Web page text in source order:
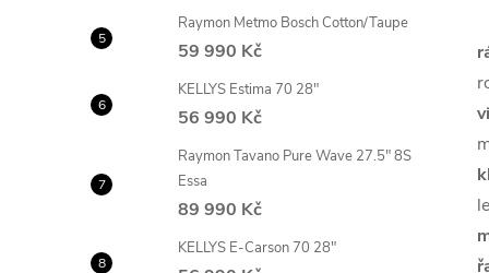
Raymon Metmo Bosch Cotton/Taupe
59 990 Kč
KELLYS Estima 70 28"
56 990 Kč
Raymon Tavano Pure Wave 27.5" 8S
Essa
89 990 Kč
KELLYS E-Carson 70 28"